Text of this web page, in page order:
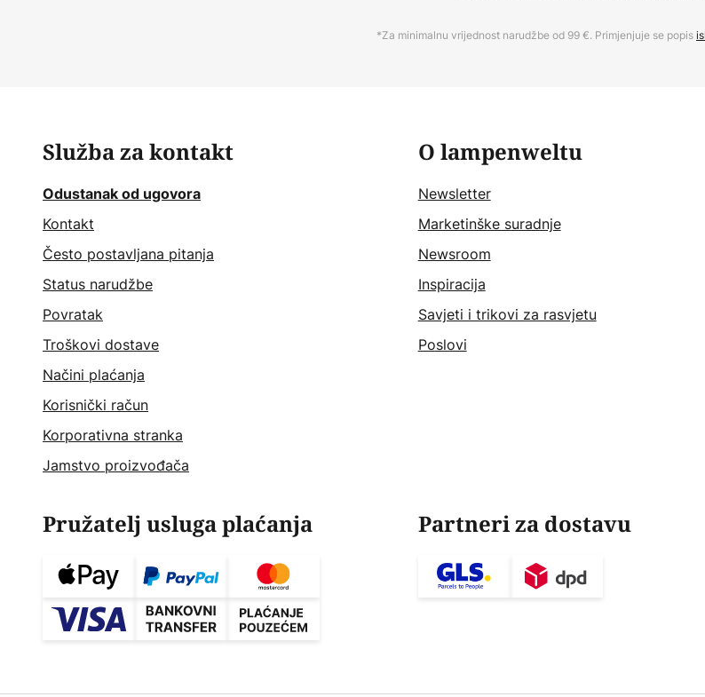
*Za minimalnu vrijednost narudžbe od 99 €. Primjenjuje se popis
Služba za kontakt
Odustanak od ugovora
Kontakt
Često postavljana pitanja
Status narudžbe
Povratak
Troškovi dostave
Načini plaćanja
Korisnički račun
Korporativna stranka
Jamstvo proizvođača
O lampenweltu
Newsletter
Marketinške suradnje
Newsroom
Inspiracija
Savjeti i trikovi za rasvjetu
Poslovi
Pružatelj usluga plaćanja Partneri za dostavu